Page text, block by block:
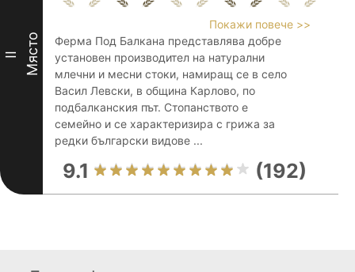
II Място
Покажи повече >>
Ферма Под Балкана представлява добре
установен производител на натурални
млечни и месни стоки, намиращ се в село
Васил Левски, в община Карлово, по
подбалканския път. Стопанството е
семейно и се характеризира с грижа за
редки български видове ...
9.1 (192)